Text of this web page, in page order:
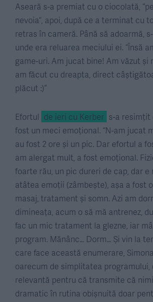
Aseară s-a premiat cu o ciocolată,
nevoia“, apoi, după ce a terminat cu
retras în cameră. Până să adoarmă,
unde era reluarea meciului ei. “Însă
game-uri. Am jucat bine! Am văzut și
am făcut cu dreapta, direct
plăcut :)”
Efortul de ieri cu Kerber s-a resimțit
fost un meci emoțional. “N-am jucat
au fost 2 ore și un pic. Dar efortul a
am alergat mult, a fost emoțional.
foarte rău, un pic dureri de cap, dar e
atâtea emoții (zâmbește), așa a fost
masaj, tratament și somn. Azi am
dimineața, acum o să mă antrenez,
fac un mic tratament la glezne, iar
program. Mănânc… Dorm… Și vin la
care face această enumerare,
oarecum de simplitatea
relevantă pentru că transmite că
dramatic în rutina obișnuită doar